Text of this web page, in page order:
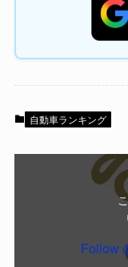
自動車ランキング
Follow